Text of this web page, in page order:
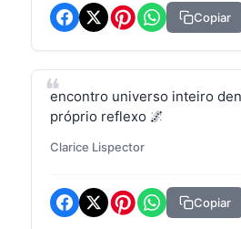
Copiar
encontro universo inteiro
próprio reflexo 🌌
Clarice Lispector
Copiar